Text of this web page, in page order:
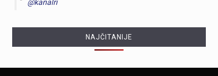
@kanalri
NAJČITANIJE